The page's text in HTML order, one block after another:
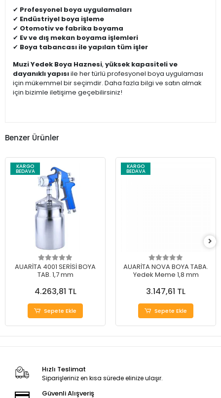
✔ Profesyonel boya uygulamaları
✔ Endüstriyel boya işleme
✔ Otomotiv ve fabrika boyama
✔ Ev ve dış mekan boyama işlemleri
✔ Boya tabancası ile yapılan tüm işler
Muzi Yedek Boya Haznesi, yüksek kapasiteli ve
dayanıklı yapısıile her türlü profesyonel boya uygulaması
için mükemmel bir seçimdir. Daha fazla bilgi ve satın almak
için bizimle iletişime geçebilirsiniz!
Benzer Ürünler
KARGO
BEDAVA
AUARİTA 4001 SERİSİ BOYA
TAB. 1,7 mm
4.263,81 TL
Sepete Ekle
KARGO
BEDAVA
AUARİTA NOVA BOYA TABA.
Yedek Meme 1,8 mm
3.147,61 TL
Sepete Ekle
Hızlı Teslimat
Siparişleriniz en kısa sürede elinize ulaşır.
Güvenli Alışveriş